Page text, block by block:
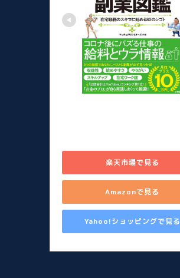
楽天市場で見る
Amazonで見る
Yahoo!ショッピングで見る